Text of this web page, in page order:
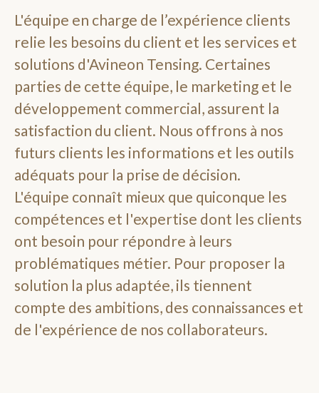
L'équipe en charge de l’expérience clients
relie les besoins du client et les services et
solutions d'Avineon Tensing. Certaines
parties de cette équipe, le marketing et le
développement commercial, assurent la
satisfaction du client. Nous offrons à nos
futurs clients les informations et les outils
adéquats pour la prise de décision.
L'équipe connaît mieux que quiconque les
compétences et l'expertise dont les clients
ont besoin pour répondre à leurs
problématiques métier. Pour proposer la
solution la plus adaptée, ils tiennent
compte des ambitions, des connaissances et
de l'expérience de nos collaborateurs.